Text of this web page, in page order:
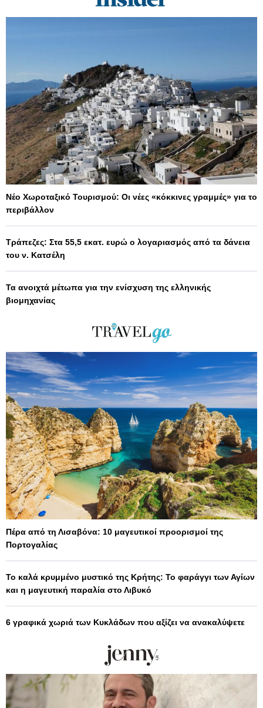
Νέο Χωροταξικό Τουρισμού: Οι νέες «κόκκινες γραμμές» για το
περιβάλλον
Τράπεζες: Στα 55,5 εκατ. ευρώ ο λογαριασμός από τα δάνεια
του ν. Κατσέλη
Τα ανοιχτά μέτωπα για την ενίσχυση της ελληνικής
βιομηχανίας
Πέρα από τη Λισαβόνα: 10 μαγευτικοί προορισμοί της
Πορτογαλίας
Το καλά κρυμμένο μυστικό της Κρήτης: Το φαράγγι των Αγίων
και η μαγευτική παραλία στο Λιβυκό
6 γραφικά χωριά των Κυκλάδων που αξίζει να ανακαλύψετε